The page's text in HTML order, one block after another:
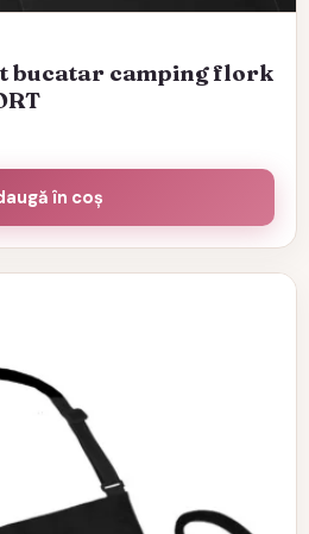
bucatar camping flork
în coș